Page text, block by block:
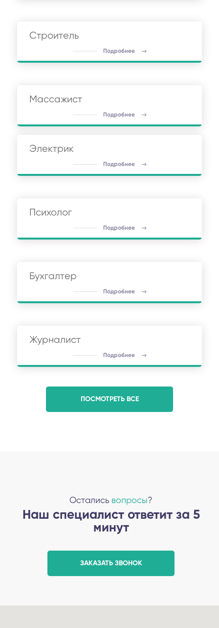
Строитель
Подробнее
Массажист
Подробнее
Электрик
Подробнее
Психолог
Подробнее
Бухгалтер
Подробнее
Журналист
Подробнее
ПОСМОТРЕТЬ ВСЕ
Остались вопросы?
Наш специалист ответит за 5
минут
ЗАКАЗАТЬ ЗВОНОК